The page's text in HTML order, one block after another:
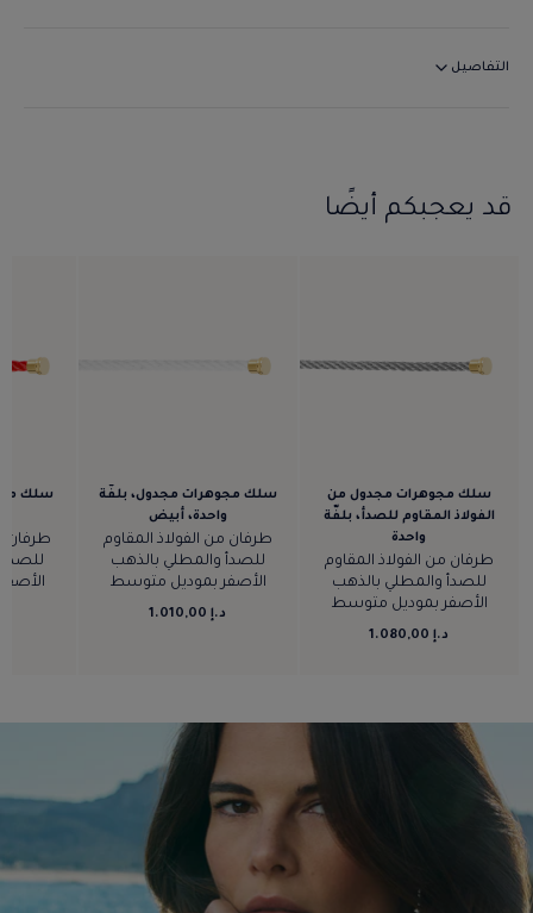
التفاصيل
قد يعجبكم أيضًا
سلك مجوهرات مجدول من
الفولاذ المقاوم للصدأ، بلفّة
واحدة
طرفان من الفولاذ المقاوم
للصدأ والمطلي بالذهب
الأصفر بموديل متوسط
د.إ 1.080,00
سلك مجوهرات مجدول، بلفّة
واحدة، أبيض
طرفان من الفولاذ المقاوم
للصدأ والمطلي بالذهب
الأصفر بموديل متوسط
د.إ 1.010,00
سلك
طرفان